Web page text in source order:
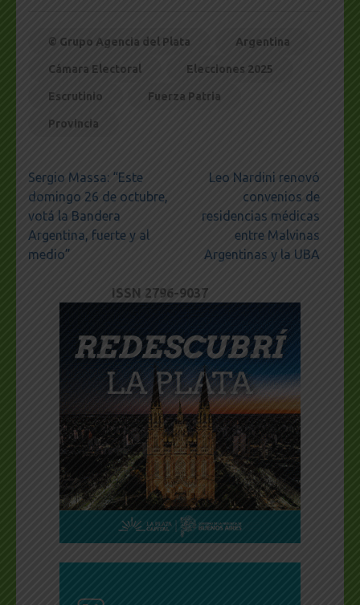
© Grupo Agencia del Plata Argentina
Cámara Electoral Elecciones 2025
Escrutinio Fuerza Patria
Provincia
Navegación
de
entradas
Sergio Massa: “Este
domingo 26 de octubre,
votá la Bandera
Argentina, fuerte y al
medio”
Leo Nardini renovó
convenios de
residencias médicas
entre Malvinas
Argentinas y la UBA
ISSN 2796-9037